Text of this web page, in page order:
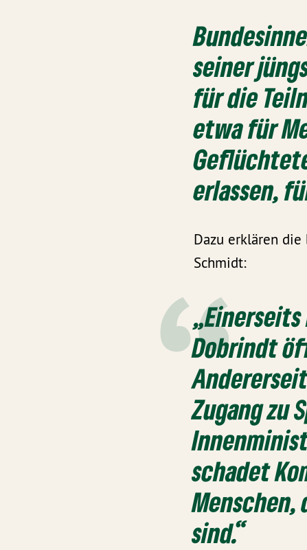
seiner
für die
etwa für
erlassen,
Dazu erklären
Schmidt:
Dobrindt
Zugang zu
schadet
Menschen,
sind.“